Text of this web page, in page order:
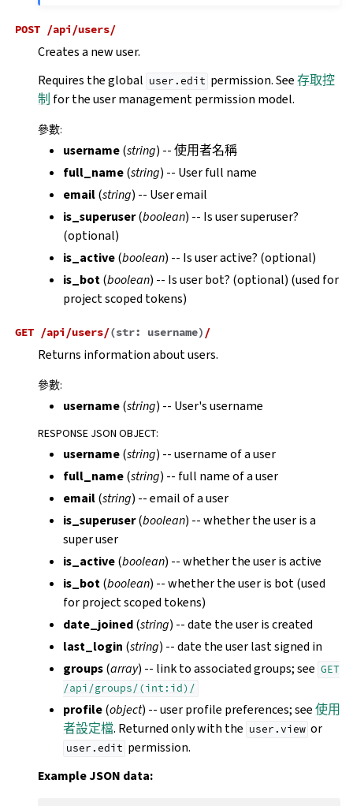
POST /api/users/
Creates a new user.
Requires the global user.edit permission. See存取控
制 for the user management permission model.
參數:
username(string) -- 使用者名稱
full_name(string) -- User full name
email(string) -- User email
is_superuser(boolean) -- Is user superuser?
(optional)
is_active(boolean) -- Is user active? (optional)
is_bot(boolean) -- Is user bot? (optional) (used for
project scoped tokens)
GET /api/users/(str: username) /
Returns information about users.
參數:
username(string) -- User's username
RESPONSE JSON OBJECT:
username(string) -- username of a user
full_name(string) -- full name of a user
email(string) -- email of a user
is_superuser(boolean) -- whether the user is a
super user
is_active(boolean) -- whether the user is active
is_bot(boolean) -- whether the user is bot (used
for project scoped tokens)
date_joined(string) -- date the user is created
last_login (string) -- date the user last signed in
groups(array) -- link to associated groups; see GET
/api/groups/(int:id)/
profile(object) -- user profile preferences; see使用
者設定檔. Returned only with the user.view or
user.edit permission.
Example JSON data: